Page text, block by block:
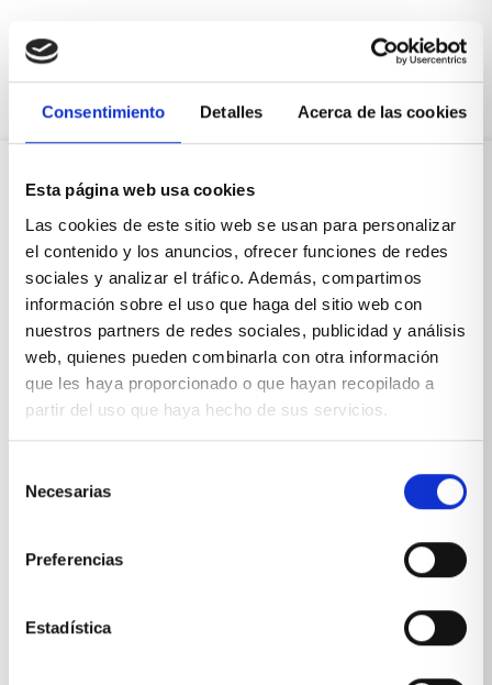
Consentimiento Detalles Acerca de las cookies
Esta página web usa cookies
Las cookies de este sitio web se usan para personalizar
el contenido y los anuncios, ofrecer funciones de redes
sociales y analizar el tráfico. Además, compartimos
información sobre el uso que haga del sitio web con
nuestros partners de redes sociales, publicidad y análisis
web, quienes pueden combinarla con otra información
que les haya proporcionado o que hayan recopilado a
partir del uso que haya hecho de sus servicios.
Necesarias
Preferencias
Estadística
Sobre Xíkara
Inicio
Blog
Reseñas Google
SOLICITA UNA CITA
Cocinas a medida